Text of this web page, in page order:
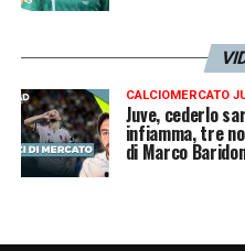
CALCIOMERCATO
Juve, cederlo
infiamma, tre
di Marco